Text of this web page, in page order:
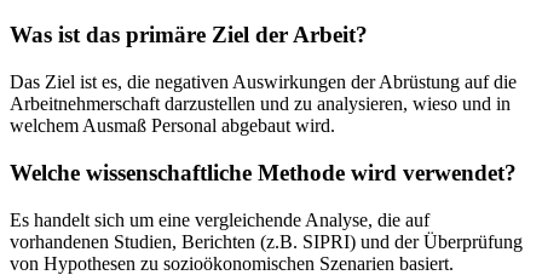
Was ist das primäre Ziel der Arbeit?
Das Ziel ist es, die negativen Auswirkungen der Abrüstung auf die
Arbeitnehmerschaft darzustellen und zu analysieren, wieso und in
welchem Ausmaß Personal abgebaut wird.
Welche wissenschaftliche Methode wird verwendet?
Es handelt sich um eine vergleichende Analyse, die auf
vorhandenen Studien, Berichten (z.B. SIPRI) und der Überprüfung
von Hypothesen zu sozioökonomischen Szenarien basiert.